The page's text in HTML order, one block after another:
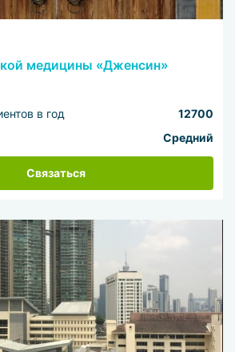
медицины «Дженсин»
в год
12700
Средний
Связаться